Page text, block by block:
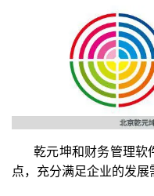
乾元坤和财务管理软
点，充分满足企业的发展